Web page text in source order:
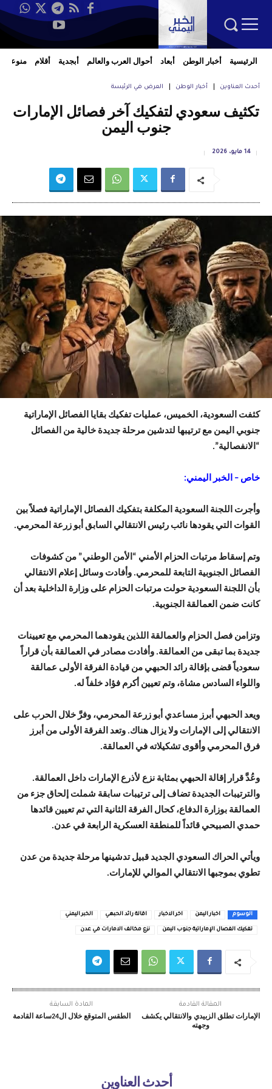
الرئيسية أخبار الوطن أبعاد أحوال العرب والعالم أبجدية أقلام منوعات
أحدث العناوين أخبار الوطن العرض في الرئيسة
تكثيف سعودي لتفكيك آخر فصائل الإمارات
جنوب اليمن
14 مايو، 2026
كثفت السعودية، الخميس، عمليات تفكيك بقايا الفصائل الإماراتية
جنوبي اليمن مع ترتيبها لتدشين مرحلة جديدة خالية من الفصائل
“الانفصالية”.
خاص – الخبر اليمني:
وأجرت اللجنة السعودية المكلفة بتفكيك الفصائل الإماراتية فصلاً بين
القوات التي يقودها نائب رئيس الانتقالي السابق أبو زرعة المحرمي.
وتم إسقاط مرتبات الحزام الأمني “الأمن الوطني” من كشوفات
الفصائل الجنوبية التابعة للمحرمي. وأفادت وسائل إعلام الانتقالي
بأن اللجنة السعودية حولت مرتبات الحزام على وزارة الداخلية بعد أن
كانت ضمن العمالقة الجنوبية.
وتزامن فصل الحزام والعمالقة اللذين يقودهما المحرمي مع تعيينات
جديدة بما تبقى من العمالقة. وأفادت مصادر في العمالقة بأن قراراً
سعودياً قضى بإقالة رائد الحبهي من قيادة الفرقة الأولى عمالقة
واللواء السادس مشاة، وتم تعيين أكرم فؤاد خلفاً له.
ويعد الحبهي أبرز مساعدي أبو زرعة المحرمي، وفرَّ خلال الحرب على
الانتقالي إلى الإمارات ولا يزال هناك. وتعد الفرقة الأولى من أبرز
فرق المحرمي وأقوى تشكيلاته في العمالقة.
وعُدَّ قرار إقالة الحبهي بمثابة نزع لأذرع الإمارات داخل العمالقة.
والترتيبات الجديدة تضاف إلى ترتيبات سابقة شملت إلحاق جزء من
العمالقة بوزارة الدفاع، كحال الفرقة الثانية التي تم تعيين قائدها
حمدي الصبيحي قائداً للمنطقة العسكرية الرابعة في عدن.
ويأتي الحراك السعودي الجديد قبيل تدشينها مرحلة جديدة من عدن
تطوي بموجبها الانتقالي الموالي للإمارات.
الوسوم اخبار اليمن اخر الاخبار اقالة رائد الحبهي الخبر اليمني
تفكيك الفصال الإماراتية جنوب اليمن نزع مخالف الامارات في عدن
المادة السابقة
الطقس المتوقع خلال ال24ساعة القادمة
المقالة القادمة
الإمارات تطلق الزبيدي والانتقالي يكشف
وجهته
أحدث العناوين